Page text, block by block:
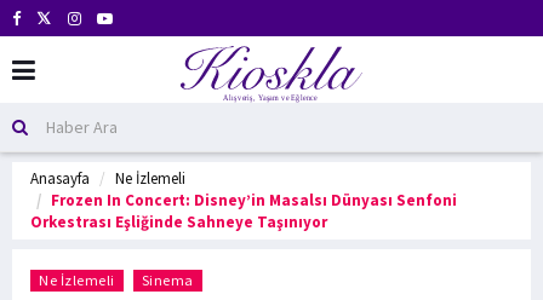
Anasayfa
Ne İzlemeli
Frozen In Concert: Disney’in Masalsı Dünyası Senfoni
Orkestrası Eşliğinde Sahneye Taşınıyor
Ne İzlemeli Sinema